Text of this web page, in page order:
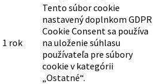
1 rok
Tento súbor cookie
nastavený doplnkom GDPR
Cookie Consent sa používa
na uloženie súhlasu
používateľa pre súbory
cookie v kategórii
„Ostatné“.